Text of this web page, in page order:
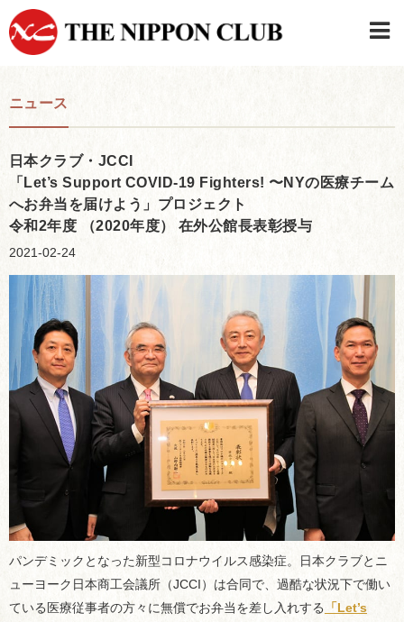
ニュース
日本クラブ・JCCI
「Let’s Support COVID-19 Fighters! 〜NYの医療チーム
へお弁当を届けよう」プロジェクト
令和2年度 （2020年度） 在外公館長表彰授与
2021-02-24
パンデミックとなった新型コロナウイルス感染症。日本クラブとニ
ューヨーク日本商工会議所（JCCI）は合同で、過酷な状況下で働い
ている医療従事者の方々に無償でお弁当を差し入れする 「Let’s
日本クラブメンバーログイン
連絡先・駐車場
はじめてご利用の方はこちら